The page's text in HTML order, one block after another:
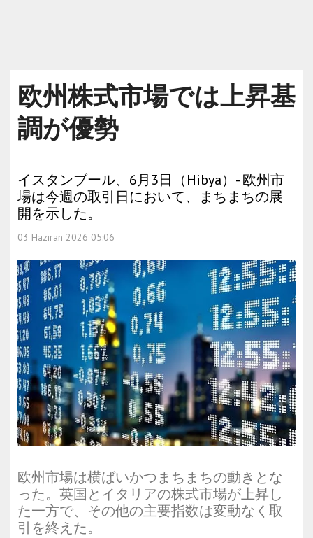
欧州株式市場では上昇基
調が優勢
イスタンブール、6月3日（Hibya）- 欧州市
場は今週の取引日において、まちまちの展
開を示した。
03 Haziran 2026 05:06
欧州市場は横ばいかつまちまちの動きとな
った。英国とイタリアの株式市場が上昇し
た一方で、その他の主要指数は変動なく取
引を終えた。